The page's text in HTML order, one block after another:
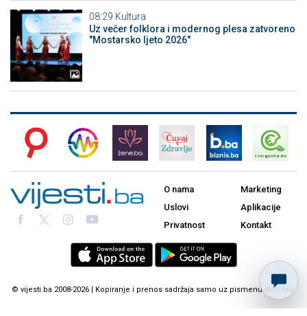
08:29 Kultura
Uz večer folklora i modernog plesa zatvoreno
"Mostarsko ljeto 2026"
O nama
Uslovi
Privatnost
Marketing
Aplikacije
Kontakt
© vijesti.ba 2008-2026 | Kopiranje i prenos sadržaja samo uz pismenu dozvolu.